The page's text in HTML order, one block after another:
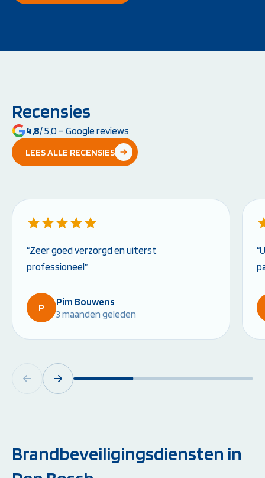
Recensies
4,8/ 5,0 – Google reviews
LEES ALLE RECENSIES
“Zeer goed verzorgd en uiterst
professioneel”
P
Pim Bouwens
3 maanden geleden
Brandbeveiligingsdiensten in